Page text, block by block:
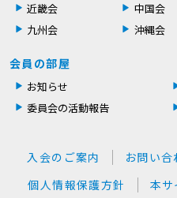
近畿会
中国会
九州会
沖縄会
会員の部屋
お知らせ
委員会の活動報告
入会のご案内 お問い合
個人情報保護方針
本サ